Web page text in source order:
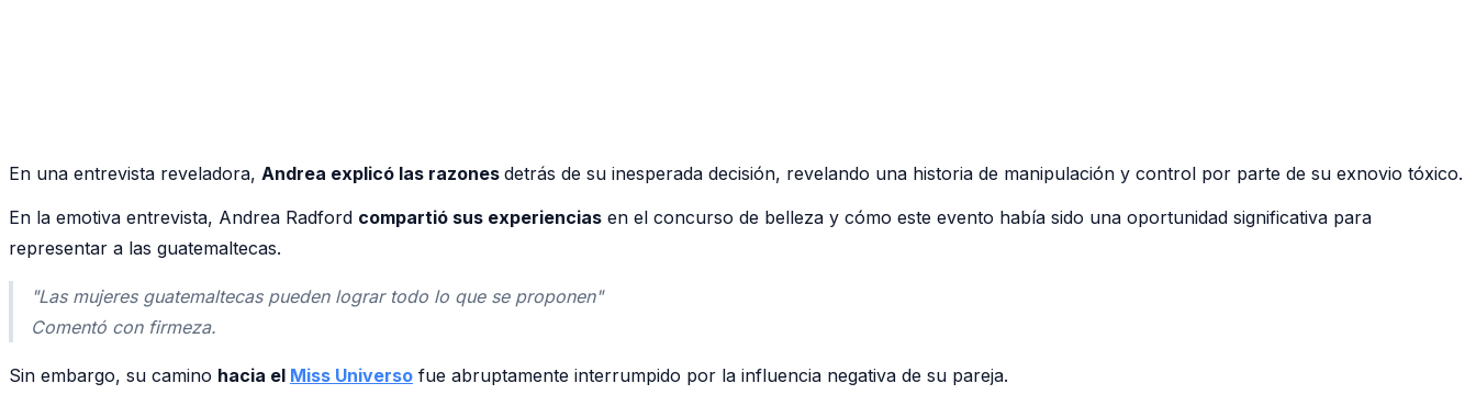
En una entrevista reveladora, Andrea explicó las razones detrás de su inesperada decisión, revelando una historia de manipulación y control por parte de su exnovio tóxico.
En la emotiva entrevista, Andrea Radford compartió sus experiencias en el concurso de belleza y cómo este evento había sido una oportunidad significativa para
representar a las guatemaltecas.
"Las mujeres guatemaltecas pueden lograr todo lo que se proponen"
Comentó con firmeza.
Sin embargo, su camino hacia el Miss Universo fue abruptamente interrumpido por la influencia negativa de su pareja.